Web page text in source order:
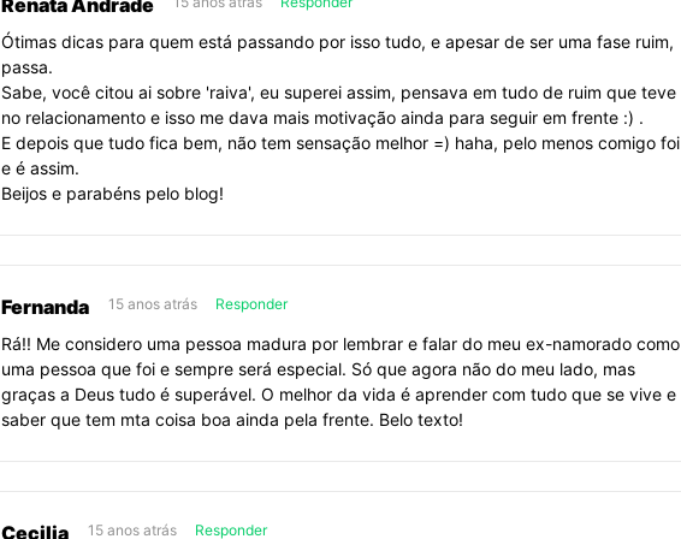
relacionamento?
Renata Andrade
Ótimas dicas para quem está passando por isso tudo, e apesar de ser uma fase ruim,
passa.
Sabe, você citou ai sobre 'raiva', eu superei assim, pensava em tudo de ruim que teve
no relacionamento e isso me dava mais motivação ainda para seguir em frente :) .
E depois que tudo fica bem, não tem sensação melhor =) haha, pelo menos comigo foi
e é assim.
Beijos e parabéns pelo blog!
Fernanda 15 anos atrás Responder
Rá!! Me considero uma pessoa madura por lembrar e falar do meu ex-namorado como
uma pessoa que foi e sempre será especial. Só que agora não do meu lado, mas
graças a Deus tudo é superável. O melhor da vida é aprender com tudo que se vive e
saber que tem mta coisa boa ainda pela frente. Belo texto!
Cecilia 15 anos atrás Responder